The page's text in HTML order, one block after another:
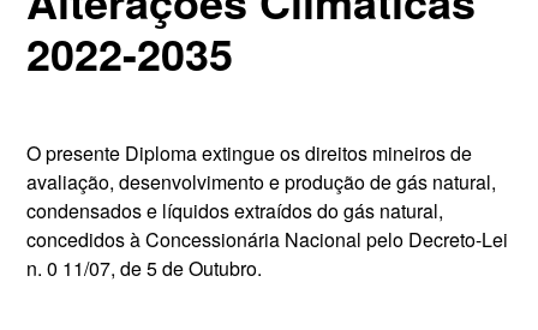
2022-2035
O presente Diploma extingue os direitos mineiros de
avaliação, desenvolvimento e produção de gás natural,
condensados e líquidos extraídos do gás natural,
concedidos à Concessionária Nacional pelo Decreto-Lei
n. 0 11/07, de 5 de Outubro.